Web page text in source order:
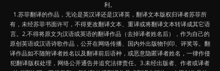
利。
1.苏菲翻译的作品，无论是英汉译还是汉译英，翻译文本版权归译者苏菲所
有，未经苏菲书面许可，不得更改翻译文本、重译或将翻译文本转译成其它语
言。2.不得将原文为汉语或英语的翻译作品（去掉译者姓名后），作为自己的
原创英语或汉语诗歌作品，公开在网络传播、国内外出版物刊印、评奖等。翻
译作品如不随附译者姓名以及翻译前后语种，或恶意隐匿译者姓名，一律作侵
犯翻译版权处理，网络公开通告并追究法律责任。3.未经出版者、作者或译者